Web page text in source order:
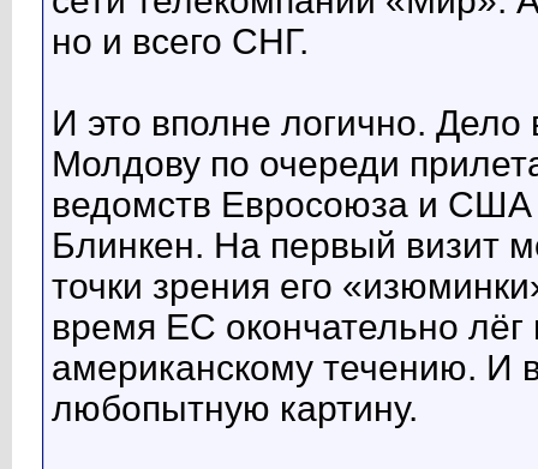
но и всего СНГ.
И это вполне логично.
Молдову по очереди
ведомств Евросоюза и
Блинкен. На первый визит
точки зрения его
время ЕС окончательно
американскому течению. И
любопытную картину.